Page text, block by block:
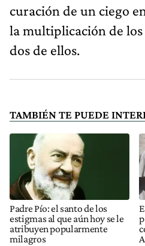
curación de un ciego
la multiplicación de los
dos de ellos.
TAMBIÉN TE PUEDE
Padre Pío: el santo de los
estigmas al que aún hoy se le
atribuyen popularmente
milagros